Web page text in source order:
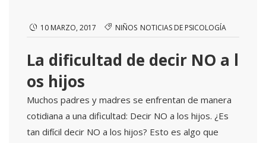
10 MARZO, 2017 NIÑOS NOTICIAS DE PSICOLOGÍA
La dificultad de decir NO a l
os hijos
Muchos padres y madres se enfrentan de manera
cotidiana a una dificultad: Decir NO a los hijos. ¿Es
tan difícil decir NO a los hijos? Esto es algo que